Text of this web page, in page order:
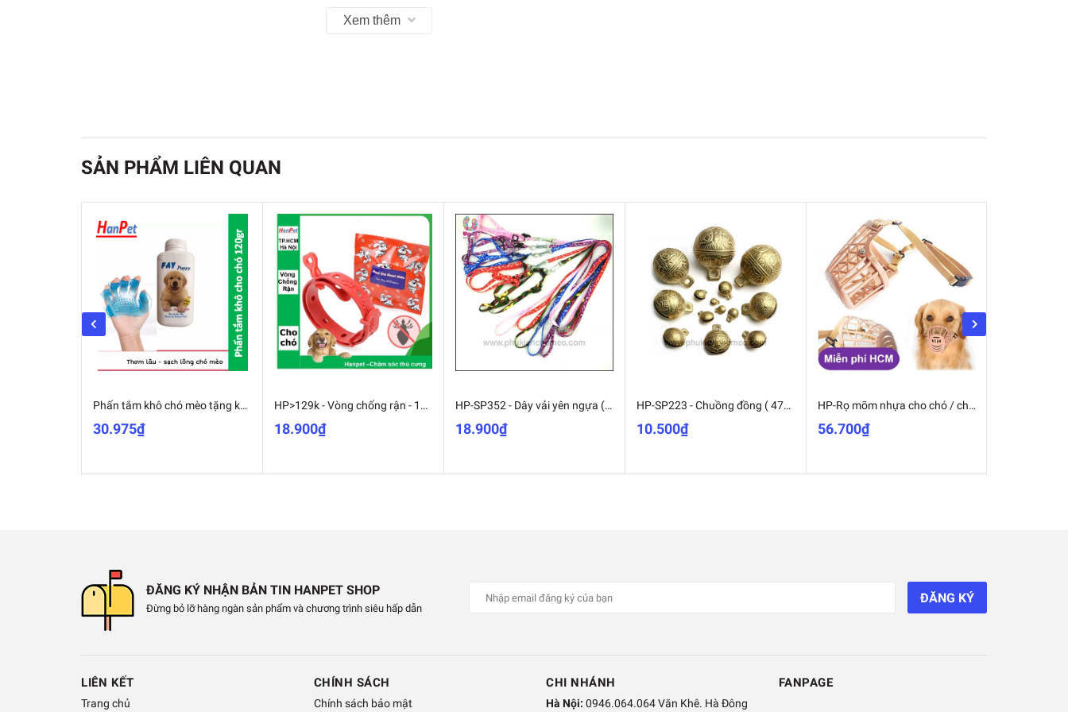
Xem thêm
SẢN PHẨM LIÊN QUAN
Phấn tắm khô chó mèo tặng kèm 1 găng tay nhựa tắm thú cưng FAY KITTY & FAY PUPPY
30.975₫
HP>129k - Vòng chống rận - 19k chống ve bọ chét 4 tháng cho chó mèo
18.900₫
HP-SP352 - Dây vải yên ngựa ( 2 size) dây dắt chó mèo bằng vải 1 lớp-HP10744TC
18.900₫
HP-SP223 - Chuồng đồng ( 4711782) chuông đeo cổ chó mèo – lục lạc chó mèo-HP10241TC
10.500₫
HP-Rọ mõm nhựa cho chó / chất liệu nhựa dạng lưới / rọ mõm chó bằng nhựa dẻo siêu bền- HP2711010
56.700₫
ĐĂNG KÝ NHẬN BẢN TIN HANPET SHOP
Đừng bỏ lỡ hàng ngàn sản phẩm và chương trình siêu hấp dẫn
ĐĂNG KÝ
LIÊN KẾT
Trang chủ
CHÍNH SÁCH
Chính sách bảo mật
CHI NHÁNH
Hà Nội: 0946.064.064 Văn Khê. Hà Đông
FANPAGE